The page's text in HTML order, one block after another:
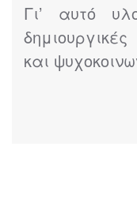
Γι’ αυτό
και